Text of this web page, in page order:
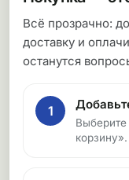
Всё прозрачно:
доставку и
останутся
1